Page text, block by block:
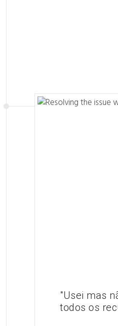
"Usei mas
todos os